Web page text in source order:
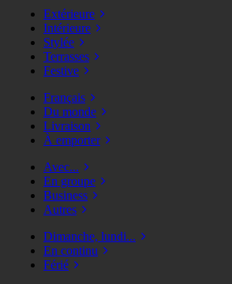
Extérieure
Intérieure
Stylée
Terrasses
Festive
Français
Du monde
Livraison
À emporter
Avec...
En groupe
Business
Autres
Dimanche, lundi...
En continu
Férié